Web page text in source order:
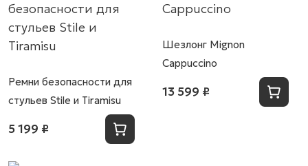
Ремни безопасности для
стульев Stile и Tiramisu
5 199 ₽
Шезлонг Mignon
Cappuccino
13 599 ₽